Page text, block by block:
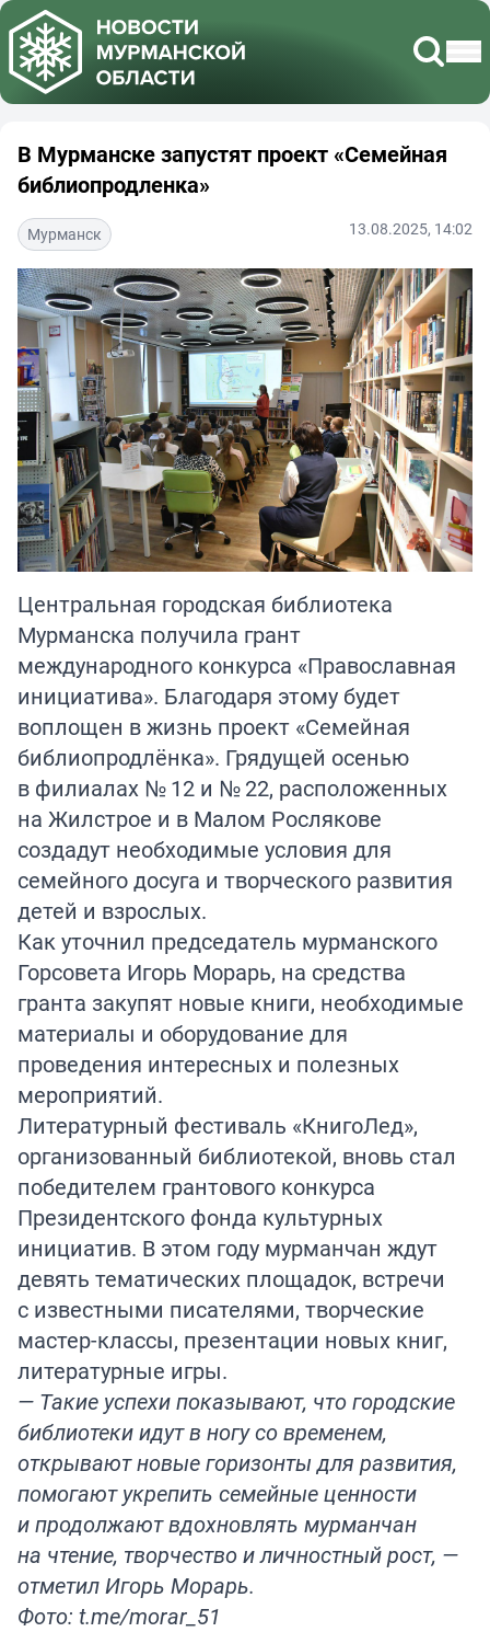
В Мурманске запустят проект «Семейная
библиопродленка»
Мурманск 13.08.2025, 14:02
Центральная городская библиотека
Мурманска получила грант
международного конкурса «Православная
инициатива». Благодаря этому будет
воплощен в жизнь проект «Семейная
библиопродлёнка». Грядущей осенью
в филиалах № 12 и № 22, расположенных
на Жилстрое и в Малом Рослякове
создадут необходимые условия для
семейного досуга и творческого развития
детей и взрослых.
Как уточнил председатель мурманского
Горсовета Игорь Морарь, на средства
гранта закупят новые книги, необходимые
материалы и оборудование для
проведения интересных и полезных
мероприятий.
Литературный фестиваль «КнигоЛед»,
организованный библиотекой, вновь стал
победителем грантового конкурса
Президентского фонда культурных
инициатив. В этом году мурманчан ждут
девять тематических площадок, встречи
с известными писателями, творческие
мастер-классы, презентации новых книг,
литературные игры.
— Такие успехи показывают, что городские
библиотеки идут в ногу со временем,
открывают новые горизонты для развития,
помогают укрепить семейные ценности
и продолжают вдохновлять мурманчан
на чтение, творчество и личностный рост, —
отметил Игорь Морарь.
Фото: t.me/morar_51